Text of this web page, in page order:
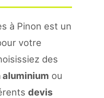
à Pinon est un
votre
des
aluminium ou
devis